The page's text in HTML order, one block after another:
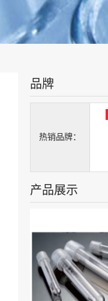
品牌
热销品牌：
产品展示